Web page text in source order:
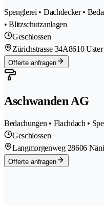
Spenglerei • Dachdecker •
• Blitzschutzanlagen
Geschlossen
Zürichstrasse 34A8610 Uster
Offerte anfragen
Aschwanden AG
Bedachungen • Flachdach •
Geschlossen
Langmorgenweg 28606
Offerte anfragen